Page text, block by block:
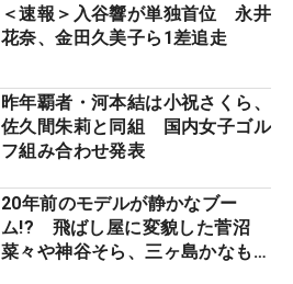
＜速報＞入谷響が単独首位 永井
花奈、金田久美子ら1差追走
昨年覇者・河本結は小祝さくら、
佐久間朱莉と同組 国内女子ゴル
フ組み合わせ発表
20年前のモデルが静かなブー
ム!? 飛ばし屋に変貌した菅沼
菜々や神谷そら、三ヶ島かなも使